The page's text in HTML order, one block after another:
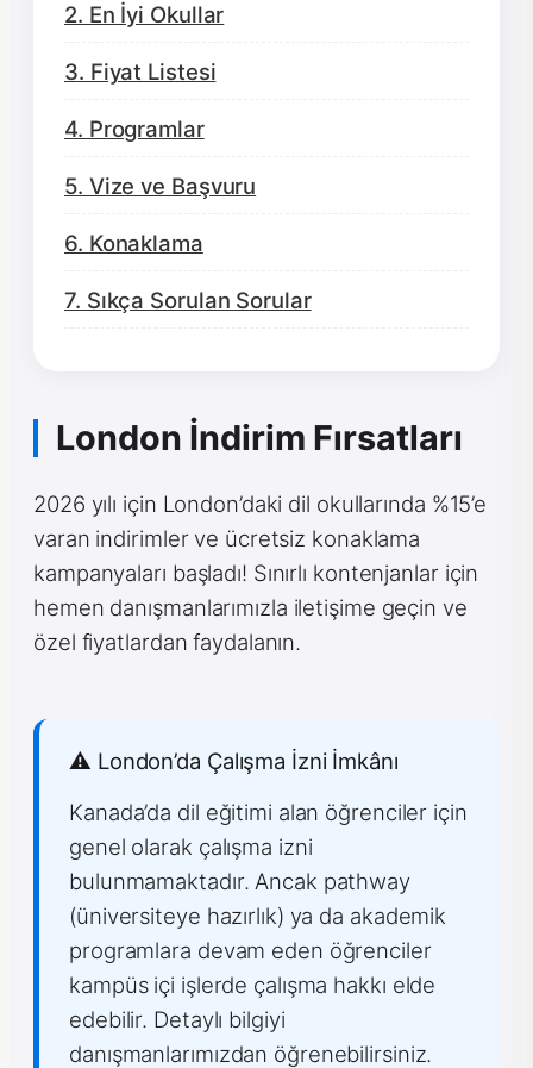
2. En İyi Okullar
3. Fiyat Listesi
4. Programlar
5. Vize ve Başvuru
6. Konaklama
7. Sıkça Sorulan Sorular
London İndirim Fırsatları
2026 yılı için London’daki dil okullarında %15’e
varan indirimler ve ücretsiz konaklama
kampanyaları başladı! Sınırlı kontenjanlar için
hemen danışmanlarımızla iletişime geçin ve
özel fiyatlardan faydalanın.
⚠️ London’da Çalışma İzni İmkânı
Kanada’da dil eğitimi alan öğrenciler için
genel olarak çalışma izni
bulunmamaktadır. Ancak pathway
(üniversiteye hazırlık) ya da akademik
programlara devam eden öğrenciler
kampüs içi işlerde çalışma hakkı elde
edebilir. Detaylı bilgiyi
danışmanlarımızdan öğrenebilirsiniz.